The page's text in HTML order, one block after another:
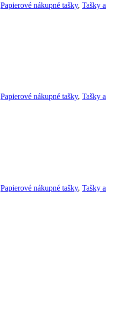
Papierové nákupné tašky, Tašky a
Papierové nákupné tašky, Tašky a
Papierové nákupné tašky, Tašky a